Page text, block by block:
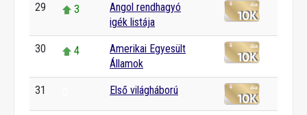
29 3
Angol rendhagyó
igék listája
30 4
Amerikai Egyesült
Államok
31 Első világháború